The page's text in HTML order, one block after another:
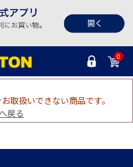
0
取扱いできない商品です。
戻る